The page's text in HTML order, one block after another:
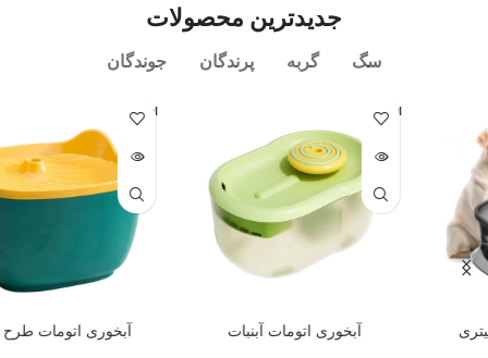
جدیدترین محصولات
سگ گربه پرندگان جوندگان
آبخوری اتومات آبنبات آبخوری اتومات طرح گربه